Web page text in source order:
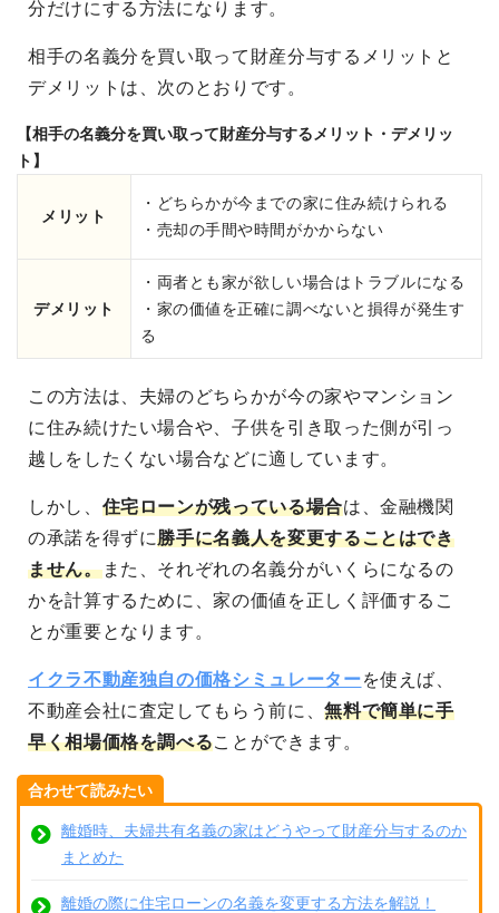
分だけにする方法になります。
相手の名義分を買い取って財産分与するメリットと
デメリットは、次のとおりです。
【相手の名義分を買い取って財産分与するメリット・デメリッ
ト】
メリット
・どちらかが今までの家に住み続けられる
・売却の手間や時間がかからない
デメリット
・両者とも家が欲しい場合はトラブルになる
・家の価値を正確に調べないと損得が発生す
る
この方法は、夫婦のどちらかが今の家やマンション
に住み続けたい場合や、子供を引き取った側が引っ
越しをしたくない場合などに適しています。
しかし、 住宅ローンが残っている場合は、金融機関
の承諾を得ずに勝手に名義人を変更することはでき
ません。また、それぞれの名義分がいくらになるの
かを計算するために、家の価値を正しく評価するこ
とが重要となります。
イクラ不動産独自の価格シミュレーターを使えば、
不動産会社に査定してもらう前に、無料で簡単に手
早く相場価格を調べることができます。
合わせて読みたい
離婚時、夫婦共有名義の家はどうやって財産分与するのか
まとめた
離婚の際に住宅ローンの名義を変更する方法を解説！